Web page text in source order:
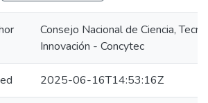
Consejo Nacional de Ciencia,
Innovación - Concytec
2025-06-16T14:53:16Z